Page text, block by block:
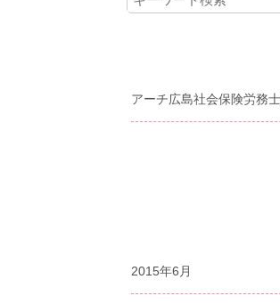
アーチ広島社会保険労務
2015年6月